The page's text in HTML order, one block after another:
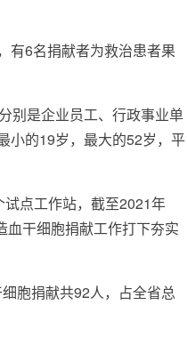
有6名捐献者为救治患者果
别是企业员工、行政事业单
小的19岁，最大的52岁，平
点工作站，截至2021年
血干细胞捐献工作打下夯实
胞捐献共92人，占全省总